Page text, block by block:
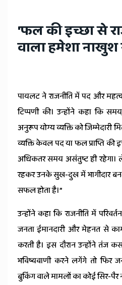
'फल की इच्छा से
वाला हमेशा नाखुश
पायलट ने राजनीति में पद और
टिप्पणी की। उन्होंने कहा कि
अनुरूप योग्य व्यक्ति को जिम्मेदारी
व्यक्ति केवल पद या फल प्राप्ति की
अधिकतर समय असंतुष्ट ही रहेगा।
रहकर उनके सुख-दुख में भागीदार
सफल होता है।”
उन्होंने कहा कि राजनीति में
जनता ईमानदारी और मेहनत से
करती है। इस दौरान उन्होंने तंज
भविष्यवाणी करने लगेंगे तो फिर
बुकिंग वाले मामलों का कोई सिर-पैर